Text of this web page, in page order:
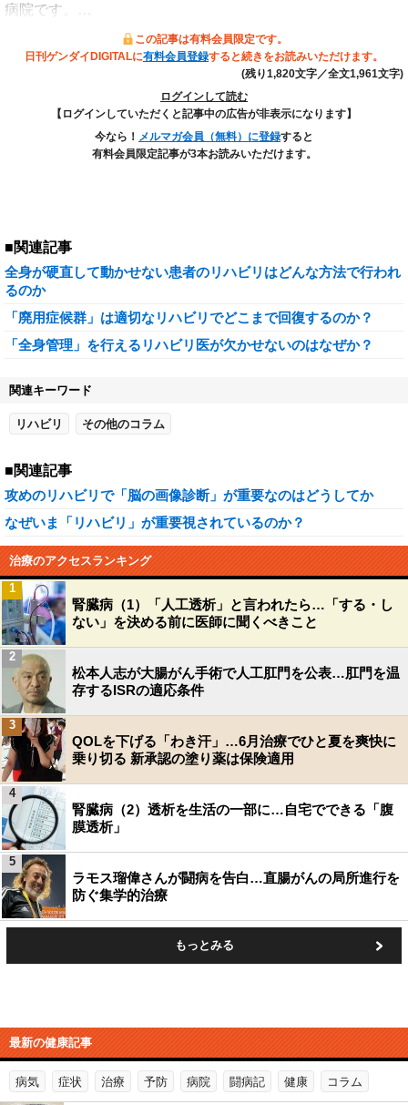
病院です。…
この記事は有料会員限定です。
日刊ゲンダイDIGITALに有料会員登録すると続きをお読みいただけます。
(残り1,820文字／全文1,961文字)
ログインして読む
【ログインしていただくと記事中の広告が非表示になります】
今なら！ メルマガ会員（無料）に登録すると
有料会員限定記事が3本お読みいただけます。
■関連記事
全身が硬直して動かせない患者のリハビリはどんな方法で行われ
るのか
「廃用症候群」は適切なリハビリでどこまで回復するのか？
「全身管理」を行えるリハビリ医が欠かせないのはなぜか？
関連キーワード
リハビリ その他のコラム
■関連記事
攻めのリハビリで「脳の画像診断」が重要なのはどうしてか
なぜいま「リハビリ」が重要視されているのか？
治療のアクセスランキング
腎臓病（1）「人工透析」と言われたら…「する・し
ない」を決める前に医師に聞くべきこと
1
松本人志が大腸がん手術で人工肛門を公表…肛門を温
存するISRの適応条件
2
QOLを下げる「わき汗」…6月治療でひと夏を爽快に
乗り切る 新承認の塗り薬は保険適用
3
腎臓病（2）透析を生活の一部に…自宅でできる「腹
膜透析」
4
ラモス瑠偉さんが闘病を告白…直腸がんの局所進行を
防ぐ集学的治療
5
もっとみる
最新の健康記事
病気 症状 治療 予防 病院 闘病記 健康 コラム